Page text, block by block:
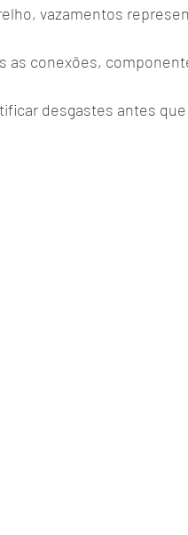
vazamentos
as conexões,
desgastes antes